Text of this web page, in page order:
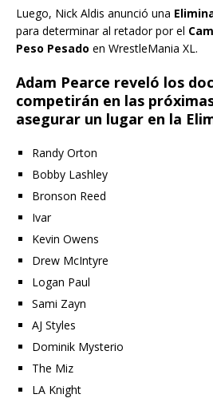
Luego, Nick Aldis anunció una
para determinar al retador por el
Peso Pesado en WrestleMania XL.
Adam Pearce reveló los
competirán en las
asegurar un lugar en la
Randy Orton
Bobby Lashley
Bronson Reed
Ivar
Kevin Owens
Drew McIntyre
Logan Paul
Sami Zayn
AJ Styles
Dominik Mysterio
The Miz
LA Knight